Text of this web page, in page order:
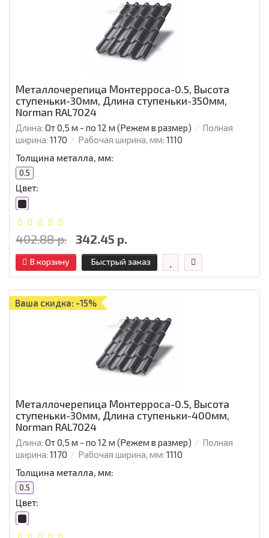
Металлочерепица Монтерроса-0.5, Высота
ступеньки-30мм, Длина ступеньки-350мм,
Norman RAL7024
Длина: От 0,5 м - по 12 м (Режем в размер)
Полная
ширина: 1170 Рабочая ширина, мм: 1110
Толщина металла, мм:
0.5
Цвет:
402.88 р. 342.45 р.
В корзину Быстрый заказ
Ваша скидка: -15%
Металлочерепица Монтерроса-0.5, Высота
ступеньки-30мм, Длина ступеньки-400мм,
Norman RAL7024
Длина: От 0,5 м - по 12 м (Режем в размер)
Полная
ширина: 1170 Рабочая ширина, мм: 1110
Толщина металла, мм:
0.5
Цвет: